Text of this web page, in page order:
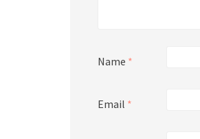
Name *
Email *